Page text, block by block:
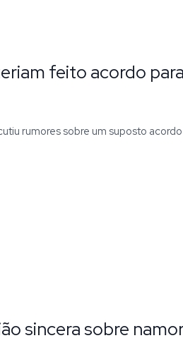
feito acordo para
rumores sobre um suposto
sincera sobre